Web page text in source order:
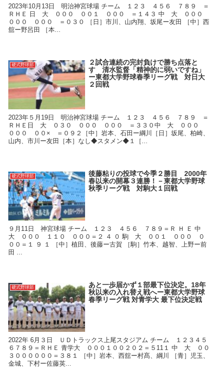
2023年10月13日 明治神宮球場 チーム １２３ ４５６ ７８９ ＝
ＲＨＥ 日 大 ０００ ００１ ０００ ＝１４３ 中 大 ０００
０００ ０００ ＝０３０ ［日］市川、山内翔、坂尾ー友田 ［中］西
舘ー野呂田 ［本...
硬式野球部
２試合連続の完封負けで勝ち点落と
す 清水監督「精神的に弱いですね」
ー東都大学野球春季リーグ戦 対日大
２回戦
2023年５月19日 明治神宮球場 チーム １２３ ４５６ ７８９ ＝
ＲＨＥ日 大 ０３０ ０００ ０００ ＝３３０中 大 ０００
０００ ００× ＝０９２［中］岩本、石田ー綱川［日］坂尾、柏崎、
山内、市川ー友田［本］なし◆スタメン◆１［...
硬式野球部
後藤粘りの投球で今季２勝目 2000年
春以来の開幕３連勝！－東都大学野球
秋季リーグ戦 対駒大１回戦
９月11日 神宮球場 チーム １２３ ４５６ ７８９＝Ｒ Ｈ Ｅ 中
大 ０００ １１０ ０００＝２ ４ ０ 駒 大 ００１ ０００ ０
００＝１ ９ １ ［中］植田、後藤ー古賀 ［駒］竹本、越智、上野ー前
田 ...
硬式野球部
あと一歩届かず１部最下位決定。18年
秋以来の入れ替え戦へー東都大学野球
春季リーグ戦 対青学大 最下位決定戦
2022年 6月３日 ＵＤトラックス上尾スタジアム チーム １２３４５
６７８９＝ＲＨＥ 青学大 ０００１００２０２＝５11１ 中 大 ００
３００００００＝３８１ ［中］岩本、西舘ー村髙、綱川 ［青］児玉、
金城、下村ー佐藤英...